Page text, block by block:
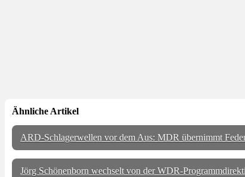
Ähnliche Artikel
ARD-Schlagerwellen vor dem Aus: MDR übernimmt
Jörg Schönenborn wechselt von der WDR-